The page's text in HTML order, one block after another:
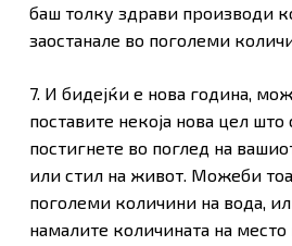
баш толку здрави производи
заостанале во поголеми
7. И бидејќи е нова година,
поставите некоја нова цел што
постигнете во поглед на
или стил на живот. Можеби
поголеми количини на вода,
намалите количината на